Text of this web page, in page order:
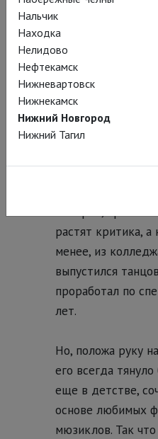
Занялся танцами
поздно, в 22 года.
балетные артисты
заканчивают
уже пика
собственно?», —
бросился на
как проклятый,
но и умственно,
растят критика, а
менее, из
выпустился
проработал по
лет.
Но, положа руку
его всегда
еще в детстве,
основе любимых
мюзиклов. Так
Нальчик
Находка
Нелидово
Нефтекамск
Нижневартовск
Нижнекамск
Нижний Новгород
Нижний Тагил